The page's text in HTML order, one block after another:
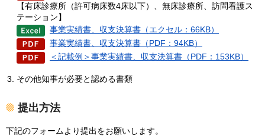
【有床診療所（許可病床数4床以下）、無床診療所、訪問看護ス
テーション】
事業実績書、収支決算書（エクセル：66KB）
事業実績書、収支決算書（PDF：94KB）
＜記載例＞事業実績書、収支決算書（PDF：153KB）
その他知事が必要と認める書類
提出方法
下記のフォームより提出をお願いします。